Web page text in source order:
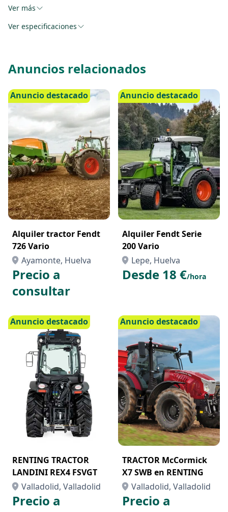
olivar. Ubicación Córdoba A45 Km5 Salida 5. Ubicación
Ver más
Ver especificaciones
Anuncios relacionados
Anuncio destacado
Alquiler tractor Fendt
726 Vario
Ayamonte, Huelva
Precio a
consultar
Anuncio destacado
Alquiler Fendt Serie
200 Vario
Lepe, Huelva
Desde 18 €/hora
Anuncio destacado
RENTING TRACTOR
LANDINI REX4 FSVGT
Valladolid, Valladolid
Precio a
Anuncio destacado
TRACTOR McCormick
X7 SWB en RENTING
Valladolid, Valladolid
Precio a